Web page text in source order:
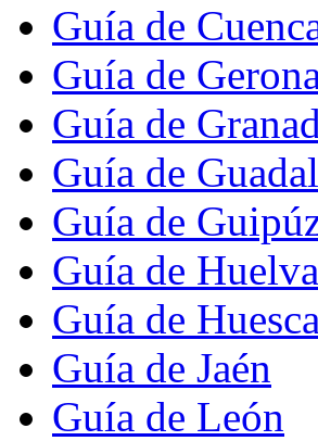
Guía de
Guía de Gerona
Guía de
Guía de
Guía de
Guía de Huelva
Guía de Huesca
Guía de Jaén
Guía de León